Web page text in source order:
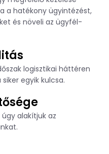
a hatékony ügyintézést,
és növeli az ügyfél-
logisztikai háttéren
egyik kulcsa.
alakítjuk az